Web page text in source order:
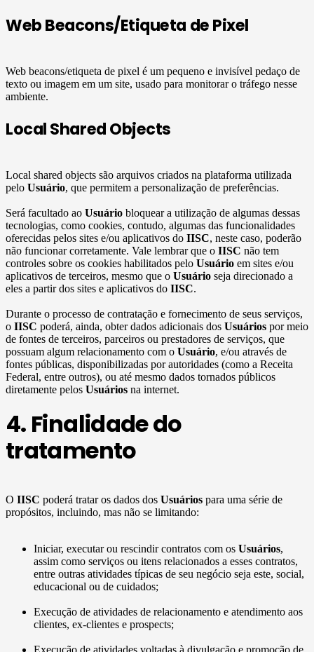
Web Beacons/Etiqueta de Pixel
Web beacons/etiqueta de pixel é um pequeno e invisível pedaço de
texto ou imagem em um site, usado para monitorar o tráfego nesse
ambiente.
Local Shared Objects
Local shared objects são arquivos criados na plataforma utilizada
pelo Usuário, que permitem a personalização de preferências.
Será facultado ao Usuário bloquear a utilização de algumas dessas
tecnologias, como cookies, contudo, algumas das funcionalidades
oferecidas pelos sites e/ou aplicativos do IISC, neste caso, poderão
não funcionar corretamente. Vale lembrar que o IISC não tem
controles sobre os cookies habilitados pelo Usuário em sites e/ou
aplicativos de terceiros, mesmo que o Usuário seja direcionado a
eles a partir dos sites e aplicativos do IISC.
Durante o processo de contratação e fornecimento de seus serviços,
o IISC poderá, ainda, obter dados adicionais dos Usuários por meio
de fontes de terceiros, parceiros ou prestadores de serviços, que
possuam algum relacionamento com o Usuário, e/ou através de
fontes públicas, disponibilizadas por autoridades (como a Receita
Federal, entre outros), ou até mesmo dados tornados públicos
diretamente pelos Usuários na internet.
4. Finalidade do
tratamento
O IISC poderá tratar os dados dos Usuários para uma série de
propósitos, incluindo, mas não se limitando:
Iniciar, executar ou rescindir contratos com os Usuários,
assim como serviços ou itens relacionados a esses contratos,
entre outras atividades típicas de seu negócio seja este, social,
educacional ou de cuidados;
Execução de atividades de relacionamento e atendimento aos
clientes, ex-clientes e prospects;